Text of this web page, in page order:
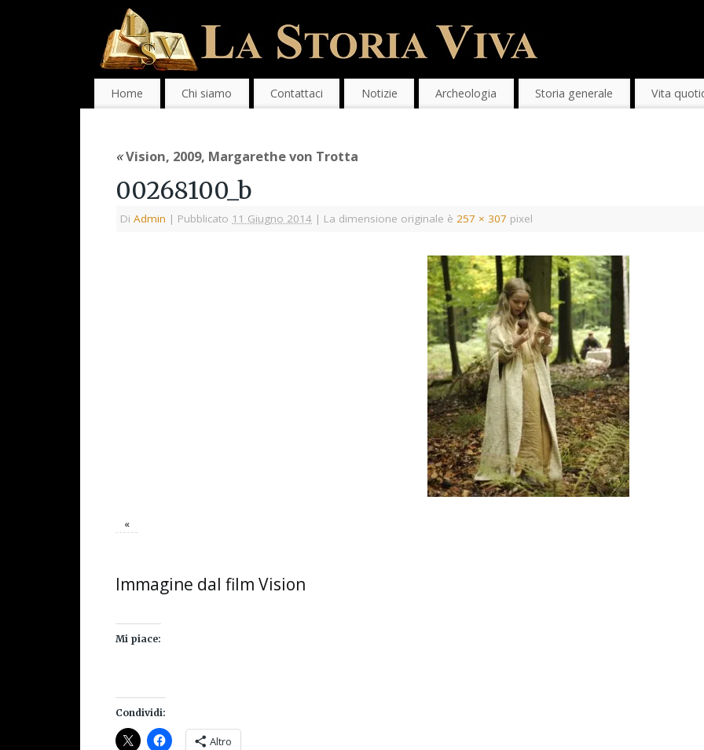
Home Chi siamo Contattaci Notizie Archeologia Storia generale Vita
«Vision, 2009, Margarethe von Trotta
00268100_b
Di Admin | Pubblicato 11 Giugno 2014 | La dimensione originale è 257 × 307 pixel
«
Immagine dal film Vision
Mi piace:
Condividi:
Altro